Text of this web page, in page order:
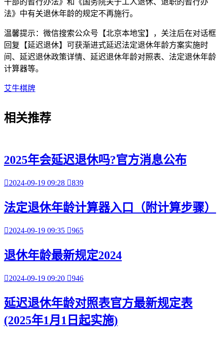
干部的暂行办法》和《国务院关于工人退休、退职的暂行办
法》中有关退休年龄的规定不再施行。
温馨提示：微信搜索公众号【北京本地宝】，关注后在对话框
回复【延迟退休】可获渐进式延迟法定退休年龄方案实施时
间、延迟退休政策详情、延迟退休年龄对照表、法定退休年龄
计算器等。
艾牛棋牌
相关推荐
2025年会延迟退休吗?官方消息公布
2024-09-19 09:28 839
法定退休年龄计算器入口（附计算步骤）
2024-09-19 09:35 965
退休年龄最新规定2024
2024-09-19 09:20 946
延迟退休年龄对照表官方最新规定表
(2025年1月1日起实施)